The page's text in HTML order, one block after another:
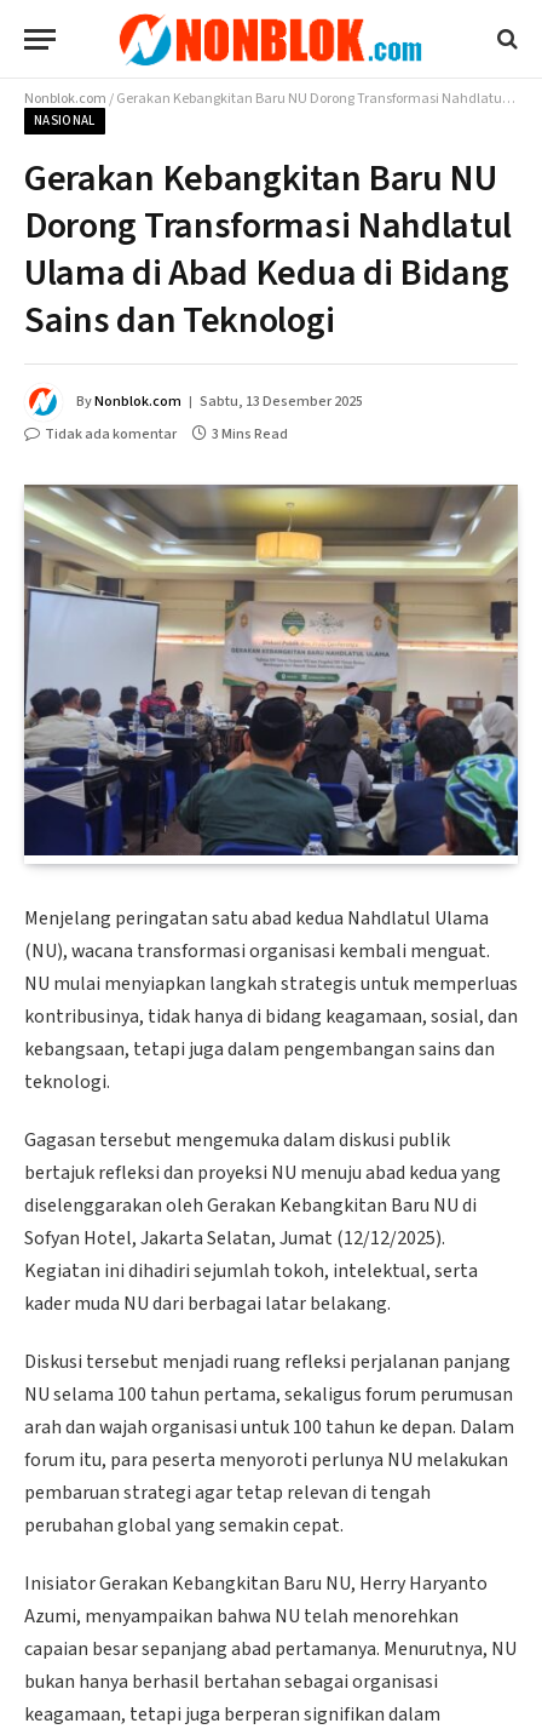
Nonblok.com/Gerakan Kebangkitan Baru NU Dorong Transformasi Nahdlatul Ulama di Abad Kedua di Bidang Sains dan Teknologi
NASIONAL
Gerakan Kebangkitan Baru NU
Dorong Transformasi Nahdlatul
Ulama di Abad Kedua di Bidang
Sains dan Teknologi
ByNonblok.com
Sabtu, 13 Desember 2025
Tidak ada komentar
3 Mins Read
Menjelang peringatan satu abad kedua Nahdlatul Ulama
(NU), wacana transformasi organisasi kembali menguat.
NU mulai menyiapkan langkah strategis untuk memperluas
kontribusinya, tidak hanya di bidang keagamaan, sosial, dan
kebangsaan, tetapi juga dalam pengembangan sains dan
teknologi.
Gagasan tersebut mengemuka dalam diskusi publik
bertajuk refleksi dan proyeksi NU menuju abad kedua yang
diselenggarakan oleh Gerakan Kebangkitan Baru NU di
Sofyan Hotel, Jakarta Selatan, Jumat (12/12/2025).
Kegiatan ini dihadiri sejumlah tokoh, intelektual, serta
kader muda NU dari berbagai latar belakang.
Diskusi tersebut menjadi ruang refleksi perjalanan panjang
NU selama 100 tahun pertama, sekaligus forum perumusan
arah dan wajah organisasi untuk 100 tahun ke depan. Dalam
forum itu, para peserta menyoroti perlunya NU melakukan
pembaruan strategi agar tetap relevan di tengah
perubahan global yang semakin cepat.
Inisiator Gerakan Kebangkitan Baru NU, Herry Haryanto
Azumi, menyampaikan bahwa NU telah menorehkan
capaian besar sepanjang abad pertamanya. Menurutnya, NU
bukan hanya berhasil bertahan sebagai organisasi
keagamaan, tetapi juga berperan signifikan dalam